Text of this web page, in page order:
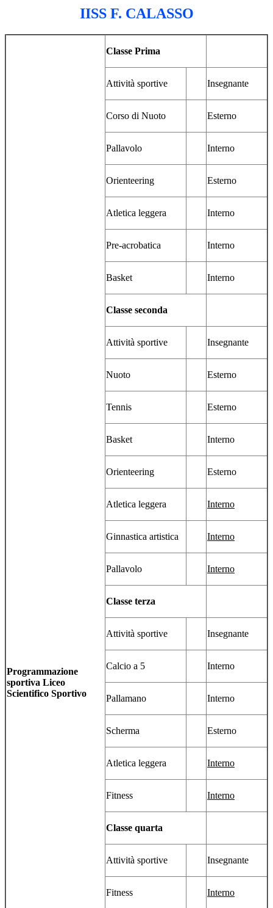
IISS F. CALASSO
Programmazione
sportiva Liceo
Scientifico Sportivo
Classe Prima
Attività sportive Insegnante
Corso di Nuoto Esterno
Pallavolo Interno
Orienteering Esterno
Atletica leggera Interno
Pre-acrobatica Interno
Basket Interno
Classe seconda
Attività sportive Insegnante
Nuoto Esterno
Tennis Esterno
Basket Interno
Orienteering Esterno
Atletica leggera Interno
Ginnastica artistica Interno
Pallavolo Interno
Classe terza
Attività sportive Insegnante
Calcio a 5 Interno
Pallamano Interno
Scherma Esterno
Atletica leggera Interno
Fitness Interno
Classe quarta
Attività sportive Insegnante
Fitness Interno